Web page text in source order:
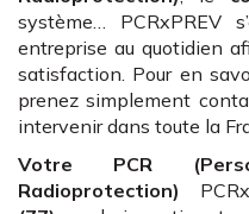
système… PCRxPREV
entreprise au quotidien
satisfaction. Pour en
prenez simplement
intervenir dans toute la
Votre PCR
Radioprotection)